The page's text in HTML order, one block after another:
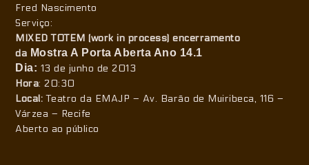
Fred Nascimento
Serviço:
MIXED TOTEM (work in process) encerramento
da Mostra A Porta Aberta Ano 14.1
Dia: 13 de junho de 2013
Hora: 20:30
Local:Teatro da EMAJP – Av. Barão de Muiribeca, 116 –
Várzea – Recife
Aberto ao público